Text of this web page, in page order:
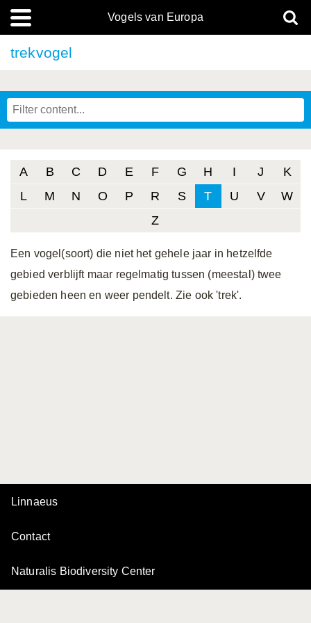
Vogels van Europa
trekvogel
A B C D E F G H I J
K
L
M N O P R S T U V
W
Z
Een vogel(soort) die niet het gehele jaar in hetzelfde
gebied verblijft maar regelmatig tussen (meestal) twee
gebieden heen en weer pendelt. Zie ook 'trek'.
Linnaeus
Contact
Naturalis Biodiversity Center